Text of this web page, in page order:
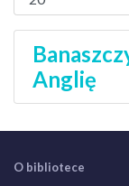
Anglię
O bibliotece